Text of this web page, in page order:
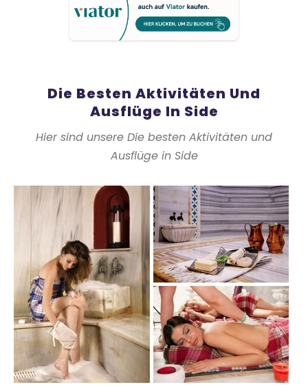
Die Besten Aktivitäten Und
Ausflüge In Side
Hier sind unsere Die besten Aktivitäten und
Ausflüge in Side